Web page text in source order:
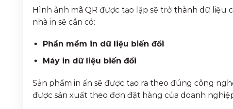
Hình ảnh mã QR được tạo lập sẽ trở thành dữ
nhà in sẽ cần có:
Phần mềm in dữ liệu biến đổi
Máy in dữ liệu biến đổi
Sản phẩm in ấn sẽ được tạo ra theo đúng công
được sản xuất theo đơn đặt hàng của doanh